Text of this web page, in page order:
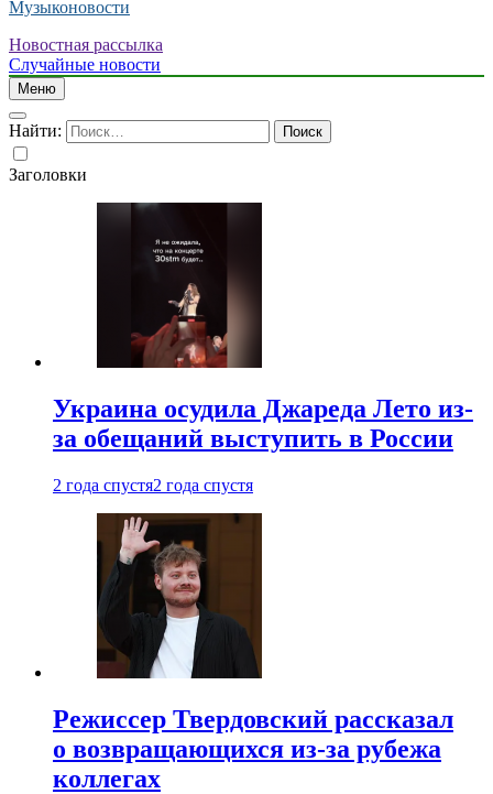
Музыконовости
Новостная рассылка
Случайные новости
Меню
Найти:
Заголовки
Украина осудила Джареда Лето из-
за обещаний выступить в России
2 года спустя2 года спустя
Режиссер Твердовский рассказал
о возвращающихся из-за рубежа
коллегах